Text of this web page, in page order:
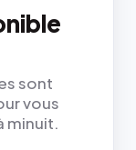
sont
vous
minuit.